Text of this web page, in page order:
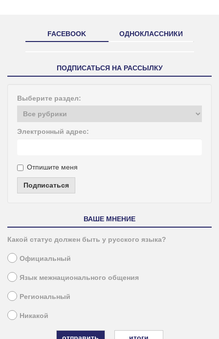
FACEBOOK ОДНОКЛАССНИКИ
ПОДПИСАТЬСЯ НА РАССЫЛКУ
Выберите раздел:
Электронный адрес:
Отпишите меня
Подписаться
ВАШЕ МНЕНИЕ
Какой статус должен быть у русского языка?
Официальный
Язык межнационального общения
Региональный
Никакой
итоги